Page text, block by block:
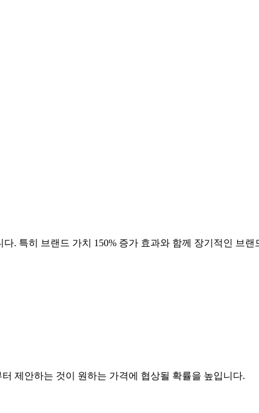
. 특히 브랜드 가치 150% 증가 효과와 함께 장기적인 브
제안하는 것이 원하는 가격에 협상될 확률을 높입니다.